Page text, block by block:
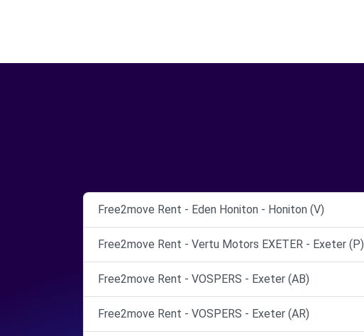
Free2move Rent - Eden Honiton - Honiton (V)
Free2move Rent - Vertu Motors EXETER - Exeter (P)
Free2move Rent - VOSPERS - Exeter (AB)
Free2move Rent - VOSPERS - Exeter (AR)